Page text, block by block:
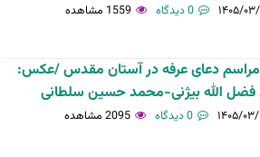
۰۳/۰۹ 0 دیدگاه 1559 مشاهده
مراسم دعای عرفه در آستان مقدس /عکس:
الله بیژنی-محمد حسین سلطانی
۰۳/۰۵ 0 دیدگاه 2095 مشاهده